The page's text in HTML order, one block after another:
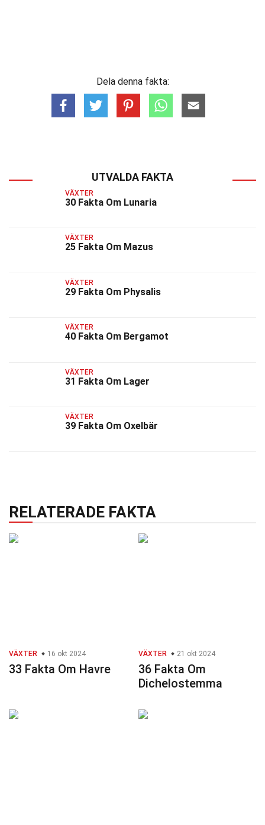
Dela denna fakta:
UTVALDA FAKTA
VÄXTER
30 Fakta Om Lunaria
VÄXTER
25 Fakta Om Mazus
VÄXTER
29 Fakta Om Physalis
VÄXTER
40 Fakta Om Bergamot
VÄXTER
31 Fakta Om Lager
VÄXTER
39 Fakta Om Oxelbär
RELATERADE FAKTA
VÄXTER 16 okt 2024
33 Fakta Om Havre
VÄXTER 21 okt 2024
36 Fakta Om
Dichelostemma